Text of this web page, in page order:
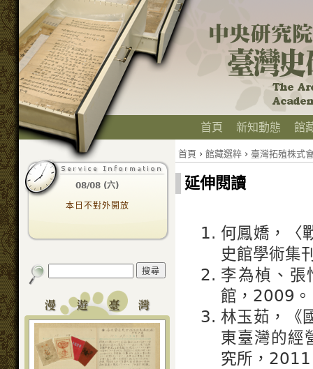
首頁 新知動態 館
08/08 (六)
本日不對外開放
首頁 › 館藏選粹› 臺灣拓殖株式
延伸閱讀
何鳳嬌，〈
史館學術集
李為楨、張
館，2009。
林玉茹，《
東臺灣的經
究所，